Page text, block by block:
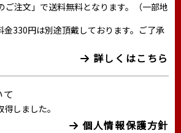
ご注文」で送料無料となります。（一部地
330円は別途頂戴しております。ご了承
詳しくはこちら
しました。
個人情報保護方針